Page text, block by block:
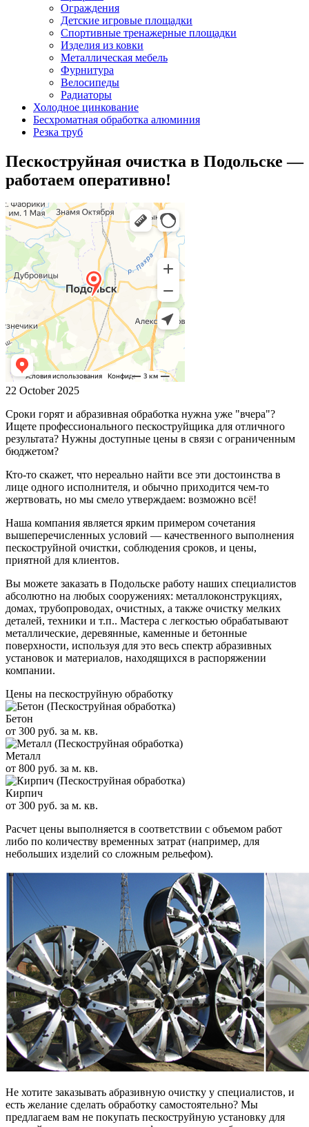
Ограждения
Детские игровые площадки
Спортивные тренажерные площадки
Изделия из ковки
Металлическая мебель
Фурнитура
Велосипеды
Радиаторы
Холодное цинкование
Бесхроматная обработка алюминия
Резка труб
Пескоструйная очистка в Подольске —
работаем оперативно!
22 October 2025
Сроки горят и абразивная обработка нужна уже "вчера"?
Ищете профессионального пескоструйщика для отличного
результата? Нужны доступные цены в связи с ограниченным
бюджетом?
Кто-то скажет, что нереально найти все эти достоинства в
лице одного исполнителя, и обычно приходится чем-то
жертвовать, но мы смело утверждаем: возможно всё!
Наша компания является ярким примером сочетания
вышеперечисленных условий — качественного выполнения
пескоструйной очистки, соблюдения сроков, и цены,
приятной для клиентов.
Вы можете заказать в Подольске работу наших специалистов
абсолютно на любых сооружениях: металлоконструкциях,
домах, трубопроводах, очистных, а также очистку мелких
деталей, техники и т.п.. Мастера с легкостью обрабатывают
металлические, деревянные, каменные и бетонные
поверхности, используя для это весь спектр абразивных
установок и материалов, находящихся в распоряжении
компании.
Цены на пескоструйную обработку
Бетон
от 300 руб. за м. кв.
Металл
от 800 руб. за м. кв.
Кирпич
от 300 руб. за м. кв.
Расчет цены выполняется в соответствии с объемом работ
либо по количеству временных затрат (например, для
небольших изделий со сложным рельефом).
Не хотите заказывать абразивную очистку у специалистов, и
есть желание сделать обработку самостоятельно? Мы
предлагаем вам не покупать пескоструйную установку для